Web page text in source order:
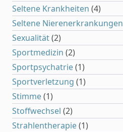
Seltene Krankheiten (4)
Seltene Nierenerkrankungen
Sexualität(2)
Sportmedizin (2)
Sportpsychatrie(1)
Sportverletzung (1)
Stimme(1)
Stoffwechsel (2)
Strahlentherapie(1)